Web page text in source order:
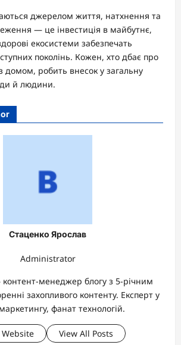
джерелом життя, натхнення та
— це інвестиція в майбутнє,
екосистеми забезпечать
поколінь. Кожен, хто дбає про
домом, робить внесок у загальну
й людини.
Стаценко Ярослав
Administrator
менеджер блогу з 5-річним
захопливого контенту. Експерт у
фанат технологій.
View All Posts